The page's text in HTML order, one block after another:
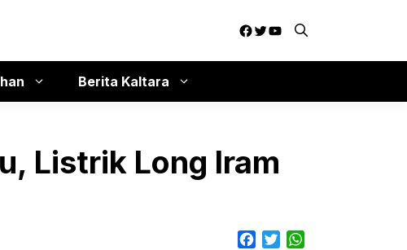
Facebook
Twitter
YouTube
Berita Kaltara
Listrik Long Iram
Facebook
Twitter